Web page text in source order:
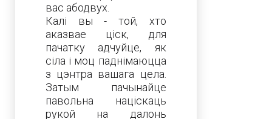
вас абодвух.
Калі вы - той, хто
аказвае ціск, для
пачатку адчуйце, як
сіла і моц паднімаюцца
з цэнтра вашага цела.
Затым пачынайце
павольна націскаць
рукой на далонь